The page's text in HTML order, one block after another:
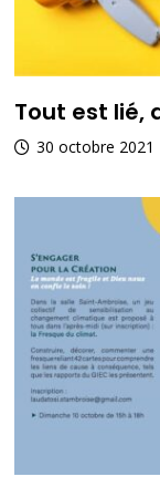
Tout est lié,
30 octobre 2021